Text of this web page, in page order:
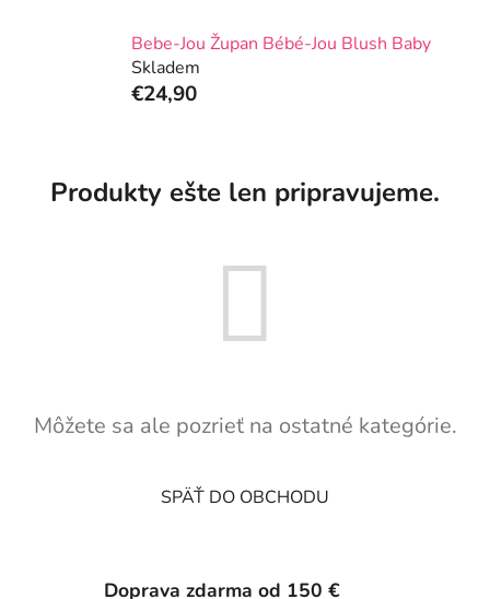
Bebe-Jou Župan Bébé-Jou Blush Baby
Skladem
€24,90
Produkty ešte len pripravujeme.
Môžete sa ale pozrieť na ostatné kategórie.
SPÄŤ DO OBCHODU
Doprava zdarma od 150 €